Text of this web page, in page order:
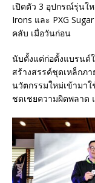
เปิดตัว 3 อุปกรณ์รุ่นให
Irons และ PXG
คลับ เมื่อวันก่อน
นับตั้งแต่ก่อตั้งแบรนด์
สร้างสรรค์ชุดเหล็กภ
นวัตกรรมใหม่เข้ามา
ชดเชยความผิดพลาด